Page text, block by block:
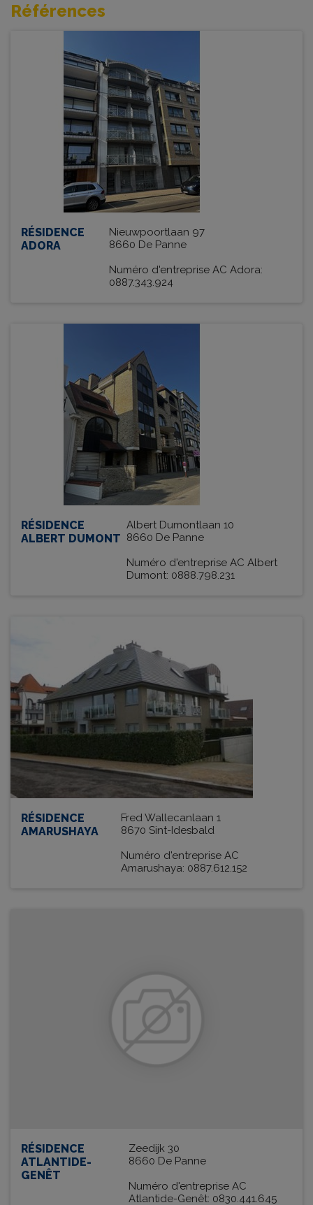
Références
RÉSIDENCE
ADORA
Nieuwpoortlaan 97
8660 De Panne
Numéro d'entreprise AC Adora:
0887.343.924
RÉSIDENCE
ALBERT DUMONT
Albert Dumontlaan 10
8660 De Panne
Numéro d'entreprise AC Albert
Dumont: 0888.798.231
RÉSIDENCE
AMARUSHAYA
Fred Wallecanlaan 1
8670 Sint-Idesbald
Numéro d'entreprise AC
Amarushaya: 0887.612.152
RÉSIDENCE
ATLANTIDE-
GENÊT
Zeedijk 30
8660 De Panne
Numéro d'entreprise AC
Atlantide-Genêt: 0830.441.645